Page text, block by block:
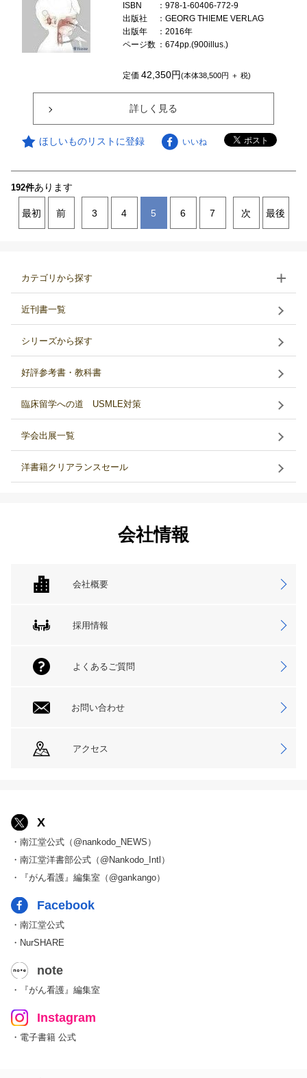
ISBN
：978-1-60406-772-9
出版社
：GEORG THIEME VERLAG
出版年
：2016年
ページ数 ：674pp.(900illus.)
定価42,350円(本体38,500円 ＋ 税)
詳しく見る
ほしいものリストに登録 いいね
192件あります
最初 前 3 4 5 6 7 次 最後
カテゴリから探す
近刊書一覧
シリーズから探す
好評参考書・教科書
臨床留学への道 USMLE対策
学会出展一覧
洋書籍クリアランスセール
会社情報
会社概要
採用情報
よくあるご質問
お問い合わせ
アクセス
X
・南江堂公式（@nankodo_NEWS）
・南江堂洋書部公式（@Nankodo_Intl）
・『がん看護』編集室（@gankango）
Facebook
・南江堂公式
・NurSHARE
note
・『がん看護』編集室
Instagram
・電子書籍 公式